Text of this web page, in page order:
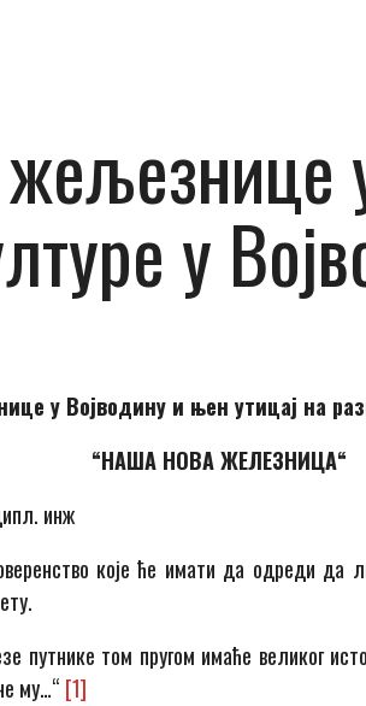
у
у Војводину и њен утицај на
“НАША НОВА ЖЕЛЕЗНИЦА“
инж
које ће имати да одреди да
путнике том пругом имаће великог
му…“ [1]